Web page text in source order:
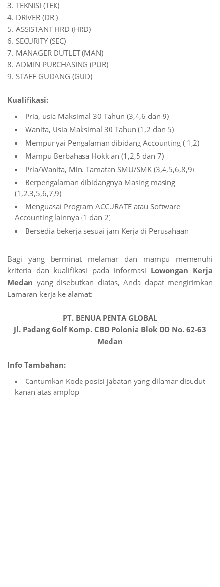
3. TEKNISI (TEK)
4. DRIVER (DRI)
5. ASSISTANT HRD (HRD)
6. SECURITY (SEC)
7. MANAGER DUTLET (MAN)
8. ADMIN PURCHASING (PUR)
9. STAFF GUDANG (GUD)
Kualifikasi:
Pria, usia Maksimal 30 Tahun (3,4,6 dan 9)
Wanita, Usia Maksimal 30 Tahun (1,2 dan 5)
Mempunyai Pengalaman dibidang Accounting ( 1,2)
Mampu Berbahasa Hokkian (1,2,5 dan 7)
Pria/Wanita, Min. Tamatan SMU/SMK (3,4,5,6,8,9)
Berpengalaman dibidangnya Masing masing
(1,2,3,5,6,7,9)
Menguasai Program ACCURATE atau Software
Accounting lainnya (1 dan 2)
Bersedia bekerja sesuai jam Kerja di Perusahaan
Bagi yang berminat melamar dan mampu memenuhi
kriteria dan kualifikasi pada informasi Lowongan Kerja
Medan yang disebutkan diatas, Anda dapat mengirimkan
Lamaran kerja ke alamat:
PT. BENUA PENTA GLOBAL
Jl. Padang Golf Komp. CBD Polonia Blok DD No. 62-63
Medan
Info Tambahan:
Cantumkan Kode posisi jabatan yang dilamar disudut
kanan atas amplop